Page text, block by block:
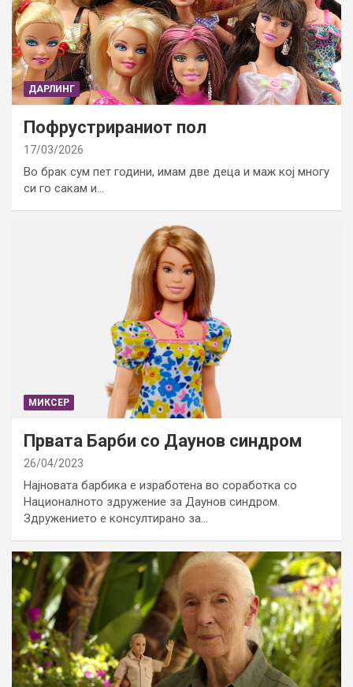
ДАРЛИНГ
Пофрустрираниот пол
17/03/2026
Во брак сум пет години, имам две деца и маж кој многу
си го сакам и…
МИКСЕР
Првата Барби со Даунов синдром
26/04/2023
Најновата барбика е изработена во соработка со
Националното здружение за Даунов синдром.
Здружението е консултирано за…